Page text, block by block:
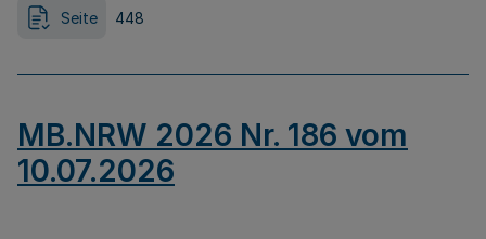
Seite 448
MB.NRW 2026 Nr. 186 vom
10.07.2026